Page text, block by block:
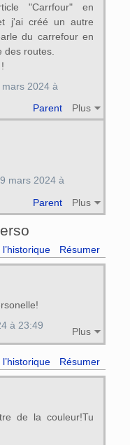
"Carrfour" en
j'ai créé un autre
du carrefour en
des routes.
Parent Plus
mars 2024 à
Parent Plus
9 mars 2024 à
l’historique Résumer
Plus
à 23:49
l’historique Résumer
de la couleur!Tu